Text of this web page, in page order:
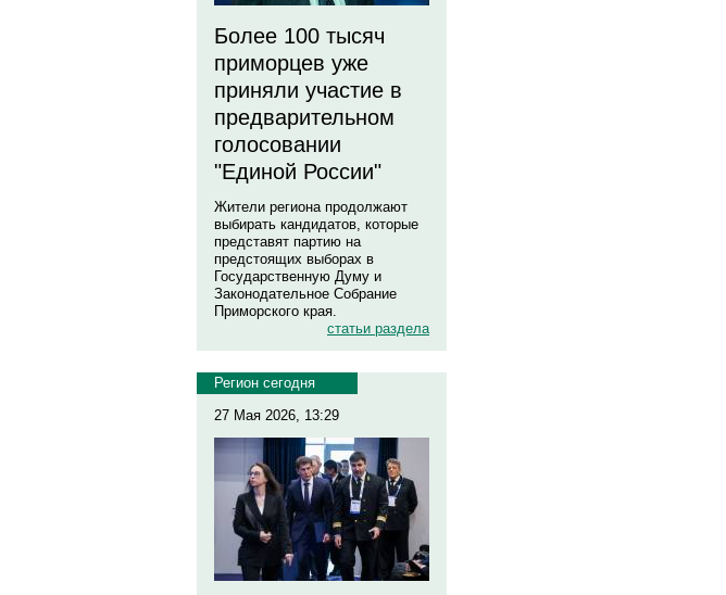
Более 100 тысяч
приморцев уже
приняли участие в
предварительном
голосовании
"Единой России"
Жители региона продолжают
выбирать кандидатов, которые
представят партию на
предстоящих выборах в
Государственную Думу и
Законодательное Собрание
Приморского края.
статьи раздела
Регион сегодня
27 Мая 2026, 13:29